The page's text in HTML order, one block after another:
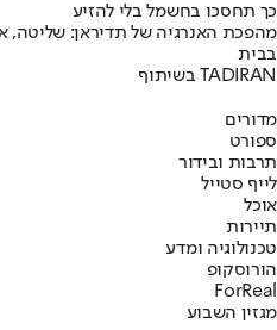
כך תחסכו בחשמל בלי להזיע
מהפכת האנרגיה של תדיראן: שליטה,
בבית
בשיתוף TADIRAN
מדורים
ספורט
תרבות ובידור
לייף סטייל
אוכל
תיירות
טכנולוגיה ומדע
הורוסקופ
ForReal
מגזין השבוע